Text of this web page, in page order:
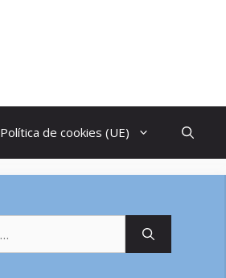
Política de cookies (UE)